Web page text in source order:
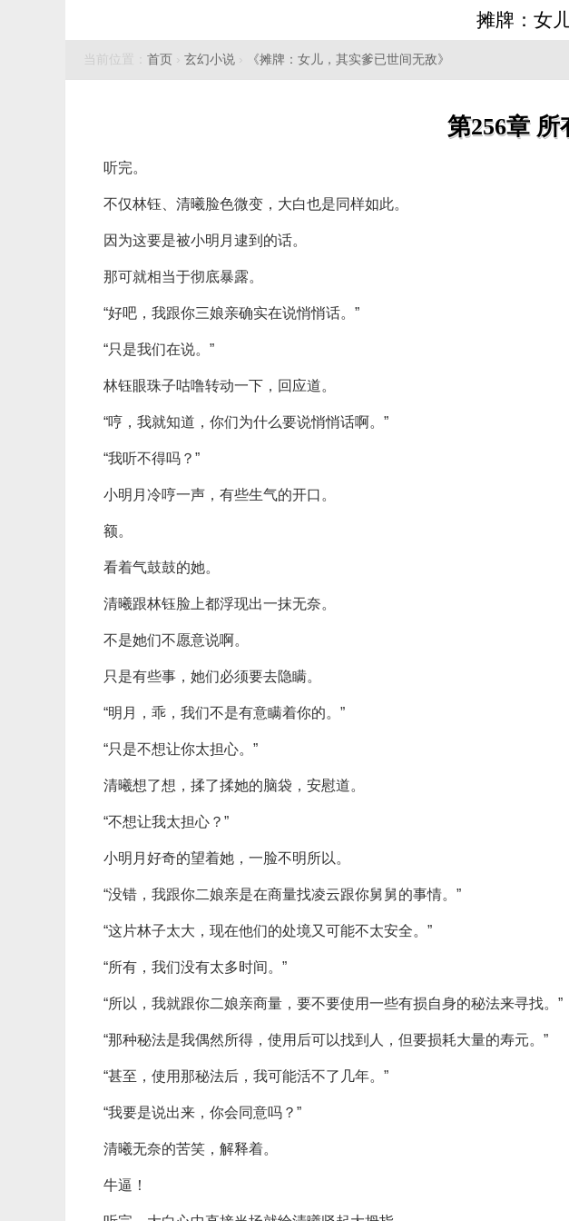
摊牌：女
当前位置： 首页 › 玄幻小说 › 《摊牌：女儿，其实爹已世间无敌》
第256章 所
听完。
不仅林钰、清曦脸色微变，大白也是同样如此。
因为这要是被小明月逮到的话。
那可就相当于彻底暴露。
“好吧，我跟你三娘亲确实在说悄悄话。”
“只是我们在说。”
林钰眼珠子咕噜转动一下，回应道。
“哼，我就知道，你们为什么要说悄悄话啊。”
“我听不得吗？”
小明月冷哼一声，有些生气的开口。
额。
看着气鼓鼓的她。
清曦跟林钰脸上都浮现出一抹无奈。
不是她们不愿意说啊。
只是有些事，她们必须要去隐瞒。
“明月，乖，我们不是有意瞒着你的。”
“只是不想让你太担心。”
清曦想了想，揉了揉她的脑袋，安慰道。
“不想让我太担心？”
小明月好奇的望着她，一脸不明所以。
“没错，我跟你二娘亲是在商量找凌云跟你舅舅的事情。”
“这片林子太大，现在他们的处境又可能不太安全。”
“所有，我们没有太多时间。”
“所以，我就跟你二娘亲商量，要不要使用一些有损自身的秘法来寻找。”
“那种秘法是我偶然所得，使用后可以找到人，但要损耗大量的寿元。”
“甚至，使用那秘法后，我可能活不了几年。”
“我要是说出来，你会同意吗？”
清曦无奈的苦笑，解释着。
牛逼！